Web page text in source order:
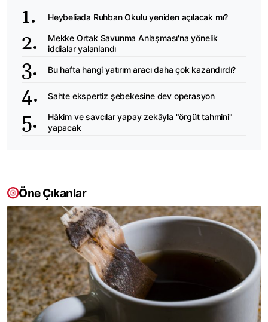
Heybeliada Ruhban Okulu yeniden açılacak mı?
Mekke Ortak Savunma Anlaşması'na yönelik
iddialar yalanlandı
Bu hafta hangi yatırım aracı daha çok kazandırdı?
Sahte ekspertiz şebekesine dev operasyon
Hâkim ve savcılar yapay zekâyla "örgüt tahmini"
yapacak
Öne Çıkanlar